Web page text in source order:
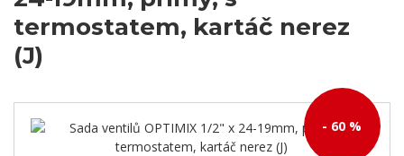
termostatem, kartáč nerez
(J)
- 60 %